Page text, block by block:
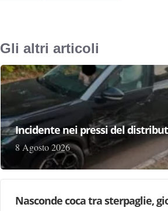
Gli altri articoli
Incidente nei pressi del
8 Agosto 2026
Nasconde coca tra sterpaglie,